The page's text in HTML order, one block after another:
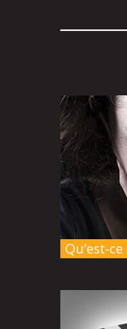
Qu’est-